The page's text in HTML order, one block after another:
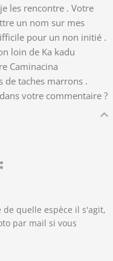
les rencontre . Votre
un nom sur mes
pour un non initié .
loin de Ka kadu
Caminacina
de taches marrons .
votre commentaire ?
de quelle espèce il s'agit,
par mail si vous